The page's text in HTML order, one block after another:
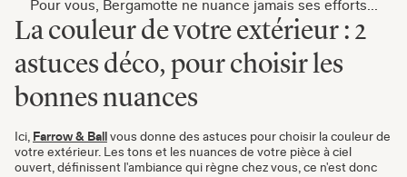
Pour vous, Bergamotte ne nuance jamais ses efforts...
La couleur de votre extérieur : 2
astuces déco, pour choisir les
bonnes nuances
Ici, Farrow & Ball
vous donne des astuces pour choisir la couleur de
votre extérieur. Les tons et les nuances de votre pièce à ciel
ouvert, définissent l'ambiance qui règne chez vous, ce n'est donc